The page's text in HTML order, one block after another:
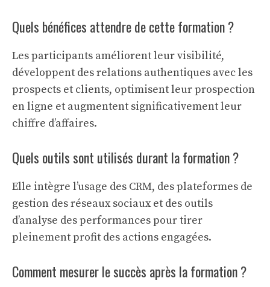
Quels bénéfices attendre de cette formation ?
Les participants améliorent leur visibilité,
développent des relations authentiques avec les
prospects et clients, optimisent leur prospection
en ligne et augmentent significativement leur
chiffre d’affaires.
Quels outils sont utilisés durant la formation ?
Elle intègre l’usage des CRM, des plateformes de
gestion des réseaux sociaux et des outils
d’analyse des performances pour tirer
pleinement profit des actions engagées.
Comment mesurer le succès après la formation ?